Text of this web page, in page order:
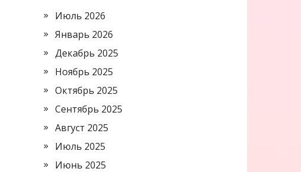
Июль 2026
Январь 2026
Декабрь 2025
Ноябрь 2025
Октябрь 2025
Сентябрь 2025
Август 2025
Июль 2025
Июнь 2025